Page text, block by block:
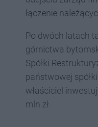
łączenie
Po dwóch latach
górnictwa
Spółki
państwowej
właściciel
mln zł.